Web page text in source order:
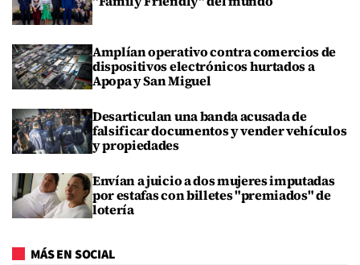
Amplían operativo contra comercios de
dispositivos electrónicos hurtados a
Apopa y San Miguel
Desarticulan una banda acusada de
falsificar documentos y vender vehículos
y propiedades
Envían a juicio a dos mujeres imputadas
por estafas con billetes "premiados" de
lotería
MÁS EN SOCIAL